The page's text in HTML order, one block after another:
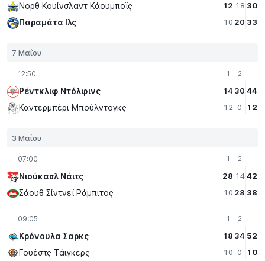
Νορθ Κουίνσλαντ Κάουμποϊς
Παραμάτα Iλς
12
10
18
20
30
33
7 Μαΐου
12:50
Ρέντκλιφ Ντόλφινς
Καντερμπέρι Μπούλντογκς
1
14
12
2
30
0
44
12
3 Μαΐου
07:00
Νιούκασλ Νάιτς
Σάουθ Σίντνεϊ Ράμπιτος
1
28
10
2
14
28
42
38
09:05
Κρόνουλα Σαρκς
Γουέστς Τάιγκερς
1
18
10
2
34
0
52
10